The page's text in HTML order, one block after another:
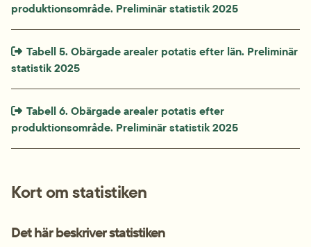
produktionsområde. Preliminär statistik 2025
Extern länk som öppnas i nytt fönster eller ny flik.
Tabell 5. Obärgade arealer potatis efter län. Preliminär
statistik 2025
Extern länk som öppnas i nytt fönster eller ny flik.
Tabell 6. Obärgade arealer potatis efter
produktionsområde. Preliminär statistik 2025
Kort om statistiken
Det här beskriver statistiken